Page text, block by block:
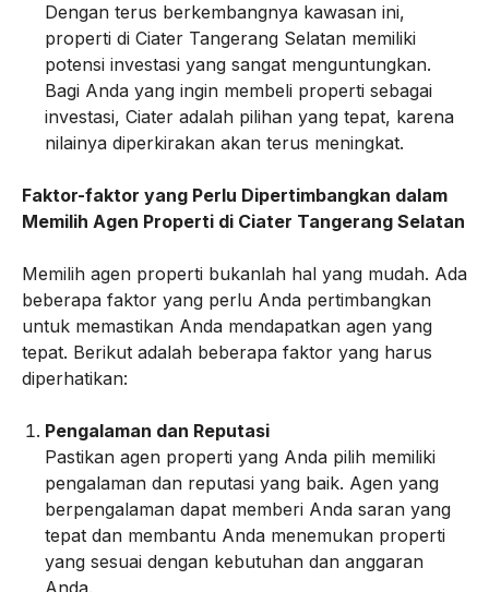
Dengan terus berkembangnya kawasan ini,
properti di Ciater Tangerang Selatan memiliki
potensi investasi yang sangat menguntungkan.
Bagi Anda yang ingin membeli properti sebagai
investasi, Ciater adalah pilihan yang tepat, karena
nilainya diperkirakan akan terus meningkat.
Faktor-faktor yang Perlu Dipertimbangkan dalam
Memilih Agen Properti di Ciater Tangerang Selatan
Memilih agen properti bukanlah hal yang mudah. Ada
beberapa faktor yang perlu Anda pertimbangkan
untuk memastikan Anda mendapatkan agen yang
tepat. Berikut adalah beberapa faktor yang harus
diperhatikan:
Pengalaman dan Reputasi
Pastikan agen properti yang Anda pilih memiliki
pengalaman dan reputasi yang baik. Agen yang
berpengalaman dapat memberi Anda saran yang
tepat dan membantu Anda menemukan properti
yang sesuai dengan kebutuhan dan anggaran
Anda.